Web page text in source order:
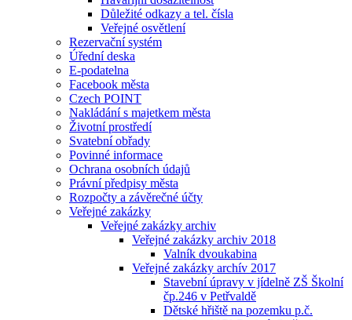
Důležité odkazy a tel. čísla
Veřejné osvětlení
Rezervační systém
Úřední deska
E-podatelna
Facebook města
Czech POINT
Nakládání s majetkem města
Životní prostředí
Svatební obřady
Povinné informace
Ochrana osobních údajů
Právní předpisy města
Rozpočty a závěrečné účty
Veřejné zakázky
Veřejné zakázky archiv
Veřejné zakázky archiv 2018
Valník dvoukabina
Veřejné zakázky archív 2017
Stavební úpravy v jídelně ZŠ Školní
čp.246 v Petřvaldě
Dětské hřiště na pozemku p.č.